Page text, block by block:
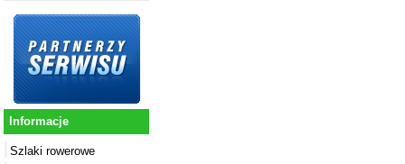
Informacje
Szlaki rowerowe